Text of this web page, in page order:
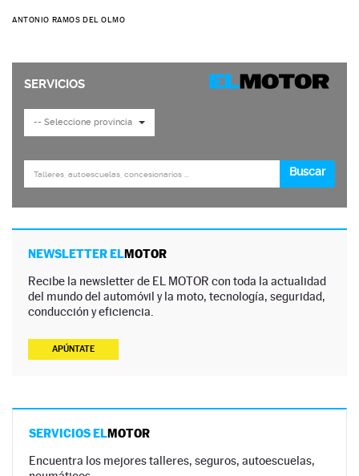
ANTONIO RAMOS DEL OLMO
NEWSLETTER ELMOTOR
Recibe la newsletter de EL MOTOR con toda la actualidad
del mundo del automóvil y la moto, tecnología, seguridad,
conducción y eficiencia.
APÚNTATE
SERVICIOS ELMOTOR
Encuentra los mejores talleres, seguros, autoescuelas,